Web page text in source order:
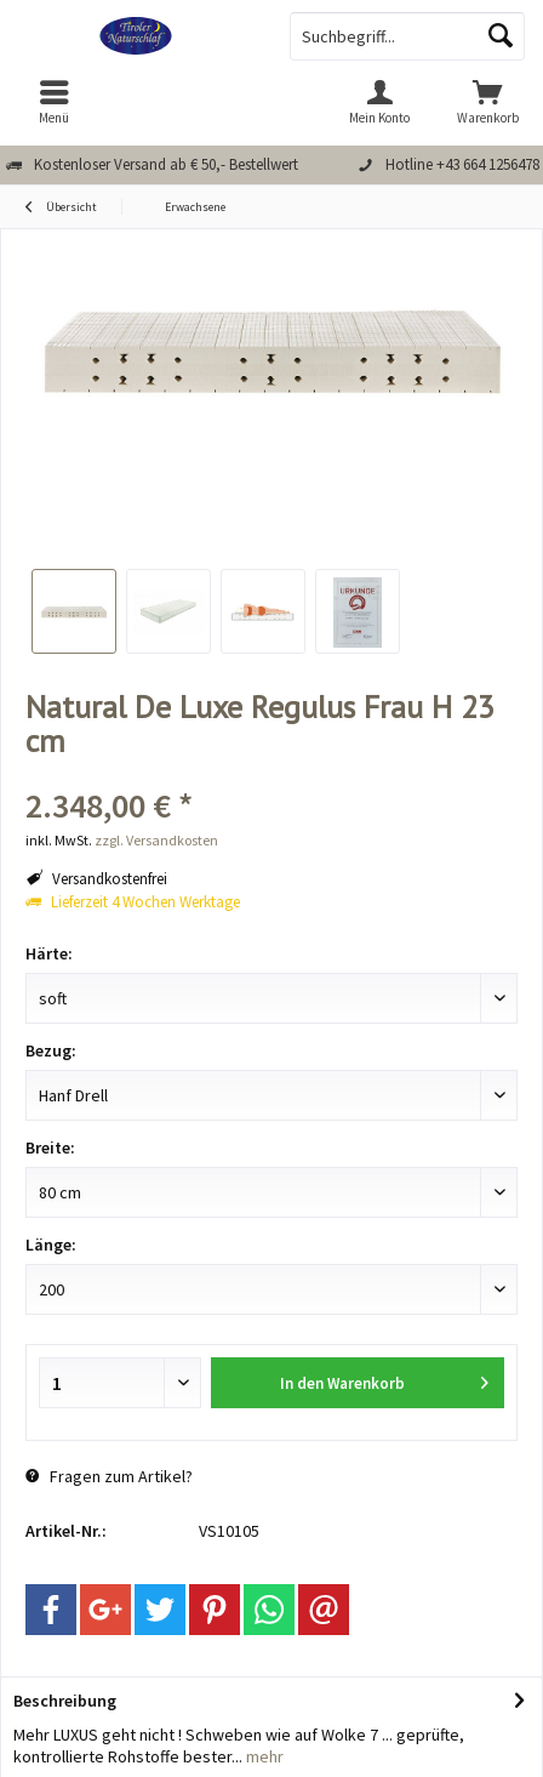
Kostenloser Versand ab € 50,- Bestellwert Hotline +43 664 1256478
Menü Warenkorb
Mein Konto
Übersicht Erwachsene
Natural De Luxe Regulus Frau H 23
cm
2.348,00 € *
inkl. MwSt. zzgl. Versandkosten
Versandkostenfrei
Lieferzeit 4 Wochen Werktage
Härte:
Bezug:
Breite:
Länge:
In den Warenkorb
Fragen zum Artikel?
Artikel-Nr.: VS10105
Beschreibung
Mehr LUXUS geht nicht ! Schweben wie auf Wolke 7 ... geprüfte,
kontrollierte Rohstoffe bester... mehr